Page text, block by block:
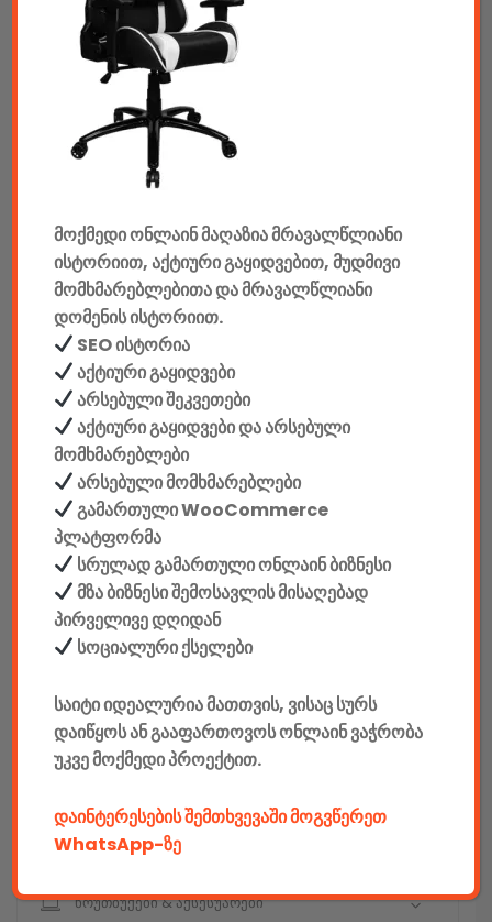
ტაბები & აქსესუარები
ტელევიზორები & აქსესუარები
აუდიო & ვიდეო
კონსოლები & აქსესუარები
მანქანის აქსესუარები
ელემენტები
აკკუმულატორები
კაბელები & დამტენები
დისკები
ჩანთები
სეიფები
კონსტრუქტორები
E-mobility
კომპიუტერები & აქსესუარები
ტელეფონები & აქსესუარები
კამერები & აქსესუარები
ნოუთბუქები & აქსესუარები
მოქმედი ონლაინ მაღაზია მრავალწლიანი
ისტორიით, აქტიური გაყიდვებით, მუდმივი
მომხმარებლებითა და მრავალწლიანი
დომენის ისტორიით.
SEO ისტორია
აქტიური გაყიდვები
არსებული შეკვეთები
აქტიური გაყიდვები და არსებული
მომხმარებლები
არსებული მომხმარებლები
გამართული WooCommerce
პლატფორმა
სრულად გამართული ონლაინ ბიზნესი
მზა ბიზნესი შემოსავლის მისაღებად
პირველივე დღიდან
სოციალური ქსელები
საიტი იდეალურია მათთვის, ვისაც სურს
დაიწყოს ან გააფართოვოს ონლაინ ვაჭრობა
უკვე მოქმედი პროექტით.
დაინტერესების შემთხვევაში მოგვწერეთ
WhatsApp-ზე